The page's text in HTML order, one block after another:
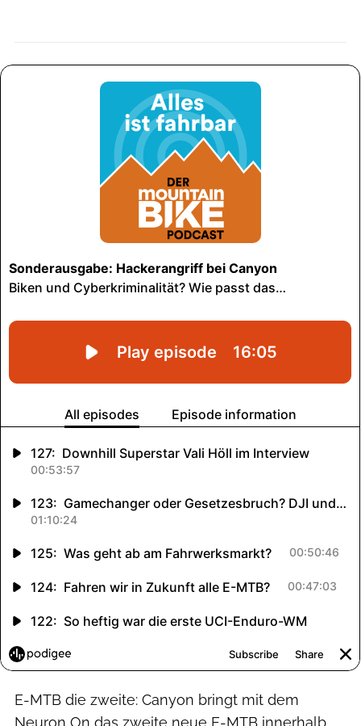
E-MTB die zweite: Canyon bringt mit dem
Neuron On das zweite neue E-MTB innerhalb